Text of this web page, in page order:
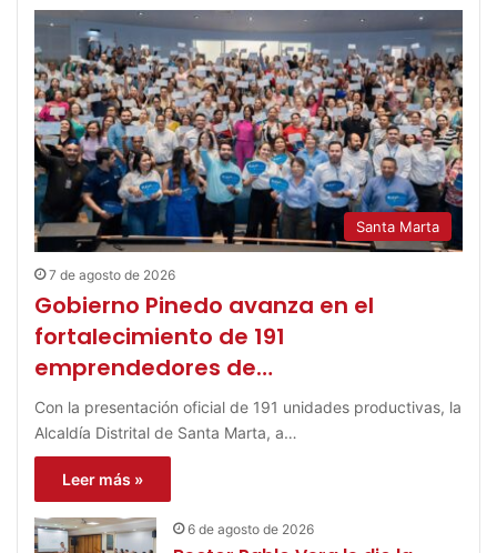
Santa Marta
7 de agosto de 2026
Gobierno Pinedo avanza en el
fortalecimiento de 191
emprendedores de…
Con la presentación oficial de 191 unidades productivas, la
Alcaldía Distrital de Santa Marta, a…
Leer más »
6 de agosto de 2026